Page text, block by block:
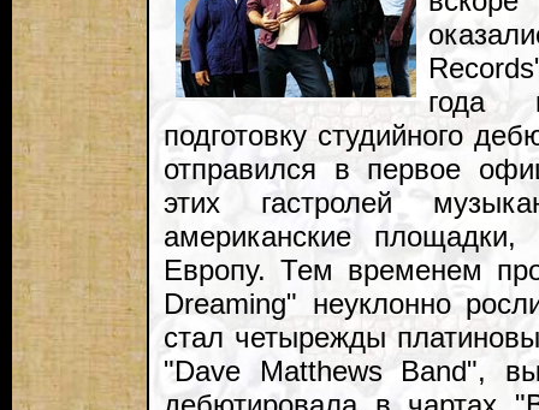
года
подготовку студийного
отправился в первое
этих гастролей
американские
Европу. Тем временем
Dreaming" неуклонно
стал четырежды
"Dave Matthews Band",